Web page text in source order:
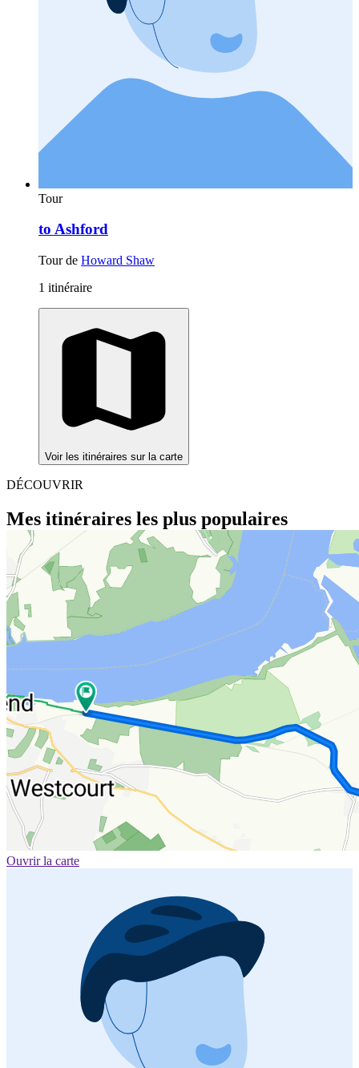
Tour
to Ashford
Tour de Howard Shaw
1 itinéraire
Voir les itinéraires sur la carte
DÉCOUVRIR
Mes itinéraires les plus populaires
Ouvrir la carte